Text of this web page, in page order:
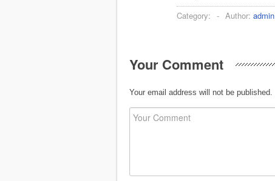
Category: - Author: admin
Your Comment
Your email address will not be published.